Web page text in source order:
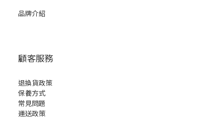
品牌介紹
顧客服務
退換貨政策
保養方式
常見問題
運送政策